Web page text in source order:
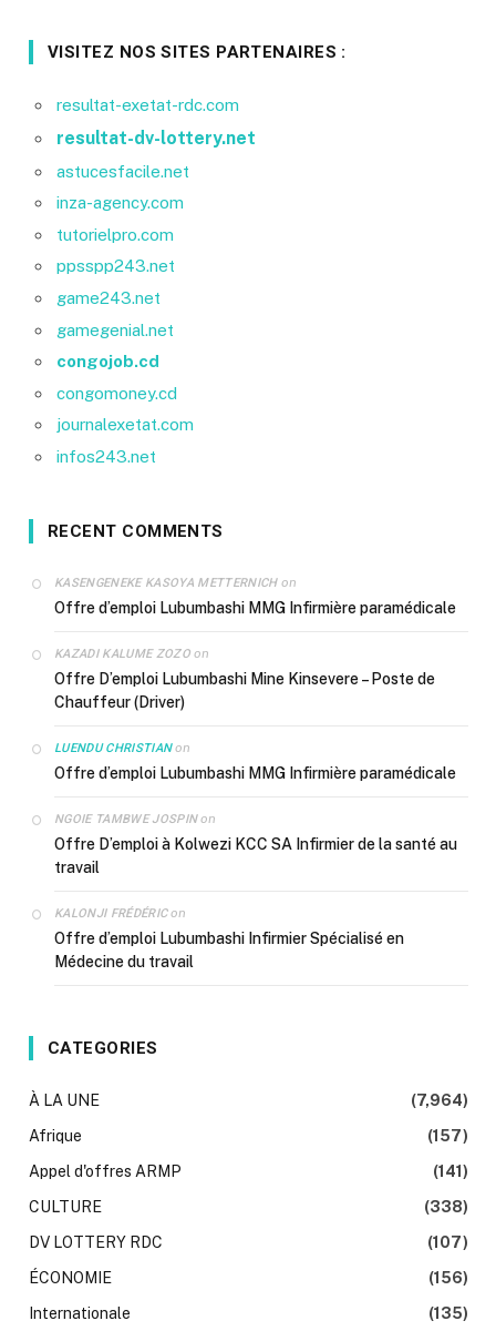
VISITEZ NOS SITES PARTENAIRES :
resultat-exetat-rdc.com
resultat-dv-lottery.net
astucesfacile.net
inza-agency.com
tutorielpro.com
ppsspp243.net
game243.net
gamegenial.net
congojob.cd
congomoney.cd
journalexetat.com
infos243.net
RECENT COMMENTS
KASENGENEKE KASOYA METTERNICHon
Offre d’emploi Lubumbashi MMG Infirmière paramédicale
KAZADI KALUME ZOZOon
Offre D’emploi Lubumbashi Mine Kinsevere – Poste de
Chauffeur (Driver)
LUENDU CHRISTIANon
Offre d’emploi Lubumbashi MMG Infirmière paramédicale
NGOIE TAMBWE JOSPINon
Offre D’emploi à Kolwezi KCC SA Infirmier de la santé au
travail
KALONJI FRÉDÉRICon
Offre d’emploi Lubumbashi Infirmier Spécialisé en
Médecine du travail
CATEGORIES
À LA UNE
(7,964)
Afrique
(157)
Appel d'offres ARMP
(141)
CULTURE
(338)
DV LOTTERY RDC
(107)
ÉCONOMIE
(156)
Internationale
(135)